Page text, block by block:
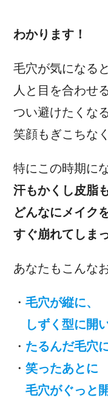
わかります！
毛穴が気になると
人と目を合わせ
つい避けたくなる
笑顔もぎこちな
特にこの時期に
汗もかくし皮脂
どんなにメイク
すぐ崩れてしま
あなたもこんな
・毛穴が縦に、
しずく型に開
・ たるんだ毛穴
・笑ったあとに
毛穴がぐっと